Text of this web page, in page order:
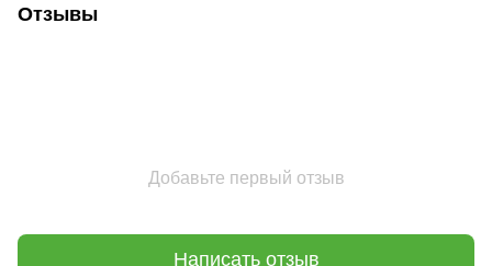
Отзывы
Добавьте первый отзыв
Написать отзыв